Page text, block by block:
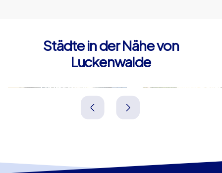
Städte in der Nähe von
Luckenwalde
Ludwigsfelde
Deutschland
Potsdam